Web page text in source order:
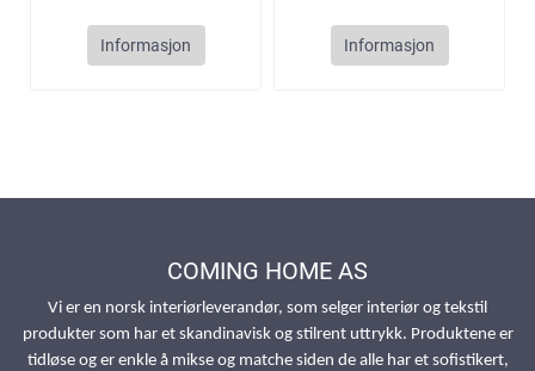
Informasjon Informasjon
COMING HOME AS
Vi er en norsk interiørleverandør, som selger interiør og tekstil
produkter som har et skandinavisk og stilrent uttrykk. Produktene er
tidløse og er enkle å mikse og matche siden de alle har et sofistikert,